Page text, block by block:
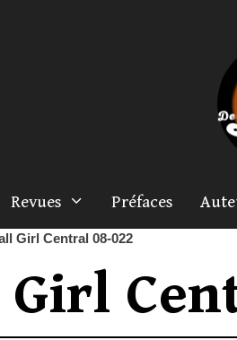
Revues Préfaces
Girl Central 08-022
Girl